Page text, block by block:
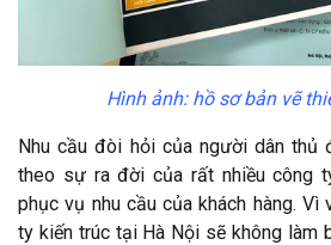
Hình ảnh: hồ sơ bản vẽ
Nhu cầu đòi hỏi của người dân thủ
theo sự ra đời của rất nhiều công
phục vụ nhu cầu của khách hàng. Vì
ty kiến trúc tại Hà Nội sẽ không làm